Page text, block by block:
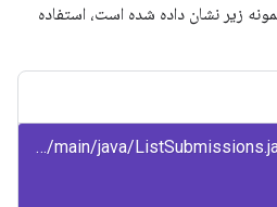
زیر نشان داده شده است، استفاده
class/snippets/src/main/java/ListSubmissions.java